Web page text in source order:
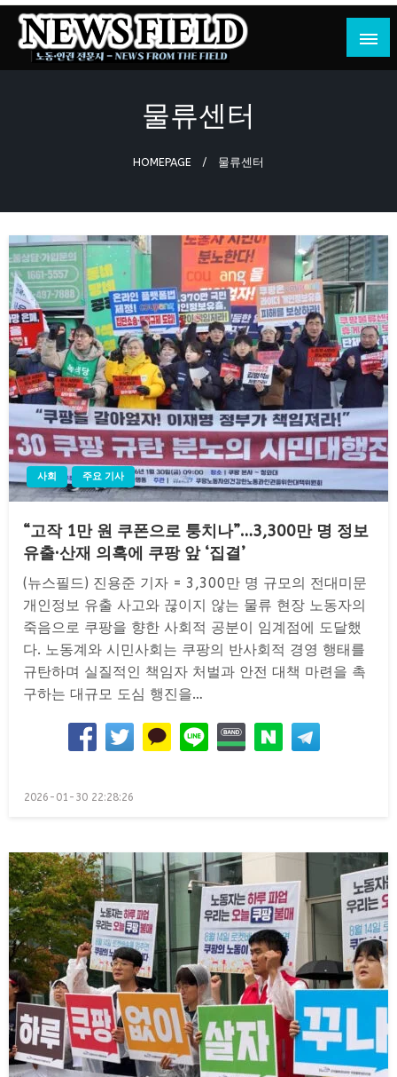
Skip
content
뉴스필드
노동·인권 전문지
물류센터
HOMEPAGE 물류센터
사회 주요 기사
“고작 1만 원 쿠폰으로 퉁치나”…3,300만 명 정보
유출·산재 의혹에 쿠팡 앞 ‘집결’
(뉴스필드) 진용준 기자 = 3,300만 명 규모의 전대미문
개인정보 유출 사고와 끊이지 않는 물류 현장 노동자의
죽음으로 쿠팡을 향한 사회적 공분이 임계점에 도달했
다. 노동계와 시민사회는 쿠팡의 반사회적 경영 행태를
규탄하며 실질적인 책임자 처벌과 안전 대책 마련을 촉
구하는 대규모 도심 행진을…
Posted
2026-01-30 22:28:26